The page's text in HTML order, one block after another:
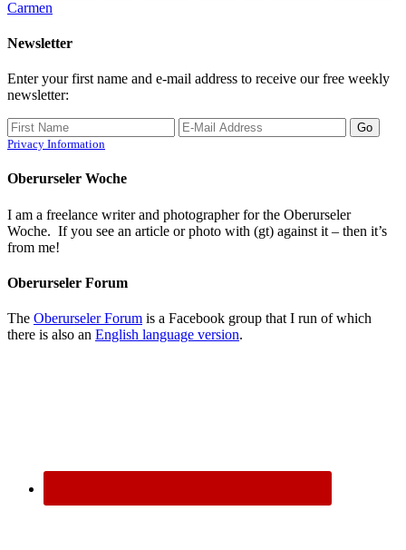
Carmen
Newsletter
Enter your first name and e-mail address to receive our free weekly
newsletter:
Privacy Information
Oberurseler Woche
I am a freelance writer and photographer for the Oberurseler
Woche. If you see an article or photo with (gt) against it – then it’s
from me!
Oberurseler Forum
The Oberurseler Forum is a Facebook group that I run of which
there is also an English language version.